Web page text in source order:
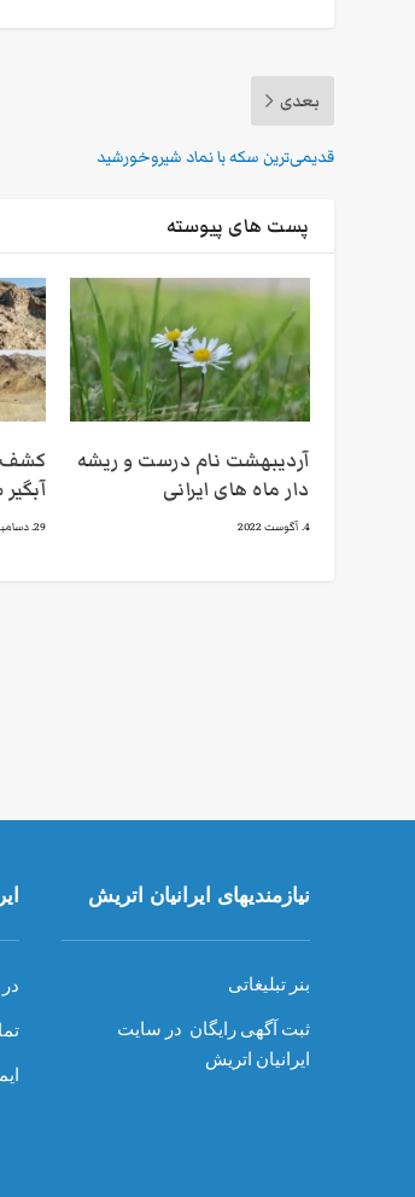
بعدی
قدیمی‌ترین سکه با نماد شیروخورشید
پست های پیوسته
آردیبهشت نام درست و ریشه
دار ماه های ایرانی
4. آگوست 2022 29. دسامبر 2022
نیازمندیهای ایرانیان اتریش
بنر تبلیغاتی
ثبت آگهی رایگان در سایت
ایرانیان اتریش